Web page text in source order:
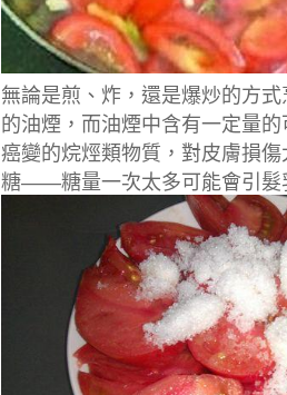
無論是煎、炸，還是爆炒的方
的油煙，而油煙中含有一定量
癌變的烷烴類物質，對皮膚損傷
糖——糖量一次太多可能會引髮